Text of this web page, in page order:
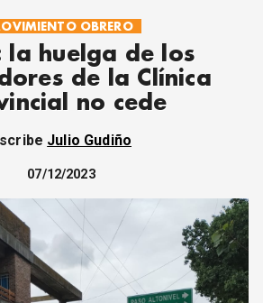
POLÍTICAS
OBRERO
MUJER
Y CULTURA
JUVENTUD
DE LECTORES
DEBATE
ARCHIVO
DECLARACIONES
OPINIÓN
OBRERO
la huelga de los
de la Clínica
no cede
Julio Gudiño
07/12/2023